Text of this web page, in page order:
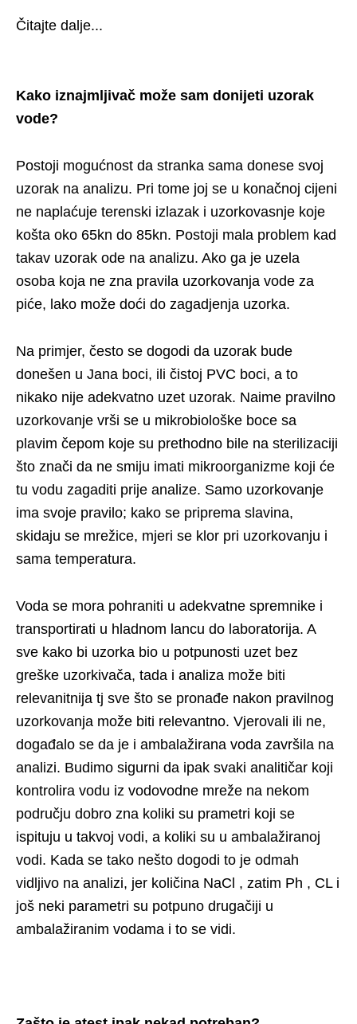
Čitajte dalje...
Kako iznajmljivač može sam donijeti uzorak
vode?
Postoji mogućnost da stranka sama donese svoj
uzorak na analizu. Pri tome joj se u konačnoj cijeni
ne naplaćuje terenski izlazak i uzorkovasnje koje
košta oko 65kn do 85kn. Postoji mala problem kad
takav uzorak ode na analizu. Ako ga je uzela
osoba koja ne zna pravila uzorkovanja vode za
piće, lako može doći do zagadjenja uzorka.
Na primjer, često se dogodi da uzorak bude
donešen u Jana boci, ili čistoj PVC boci, a to
nikako nije adekvatno uzet uzorak. Naime pravilno
uzorkovanje vrši se u mikrobiološke boce sa
plavim čepom koje su prethodno bile na sterilizaciji
što znači da ne smiju imati mikroorganizme koji će
tu vodu zagaditi prije analize. Samo uzorkovanje
ima svoje pravilo; kako se priprema slavina,
skidaju se mrežice, mjeri se klor pri uzorkovanju i
sama temperatura.
Voda se mora pohraniti u adekvatne spremnike i
transportirati u hladnom lancu do laboratorija. A
sve kako bi uzorka bio u potpunosti uzet bez
greške uzorkivača, tada i analiza može biti
relevanitnija tj sve što se pronađe nakon pravilnog
uzorkovanja može biti relevantno. Vjerovali ili ne,
događalo se da je i ambalažirana voda završila na
analizi. Budimo sigurni da ipak svaki analitičar koji
kontrolira vodu iz vodovodne mreže na nekom
području dobro zna koliki su prametri koji se
ispituju u takvoj vodi, a koliki su u ambalažiranoj
vodi. Kada se tako nešto dogodi to je odmah
vidljivo na analizi, jer količina NaCl , zatim Ph , CL i
još neki parametri su potpuno drugačiji u
ambalažiranim vodama i to se vidi.